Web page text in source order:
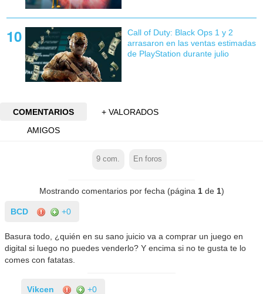
Call of Duty: Black Ops 1 y 2
arrasaron en las ventas estimadas
de PlayStation durante julio
COMENTARIOS
+ VALORADOS
AMIGOS
9 com. En foros
Mostrando comentarios por fecha (página 1de 1)
BCD +0
Basura todo, ¿quién en su sano juicio va a comprar un juego en
digital si luego no puedes venderlo? Y encima si no te gusta te lo
comes con fatatas.
Vikcen +0